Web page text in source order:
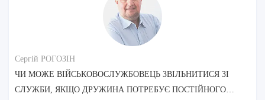
Сергій РОГОЗІН
ЧИ МОЖЕ ВІЙСЬКОВОСЛУЖБОВЕЦЬ ЗВІЛЬНИТИСЯ ЗІ
СЛУЖБИ, ЯКЩО ДРУЖИНА ПОТРЕБУЄ ПОСТІЙНОГО